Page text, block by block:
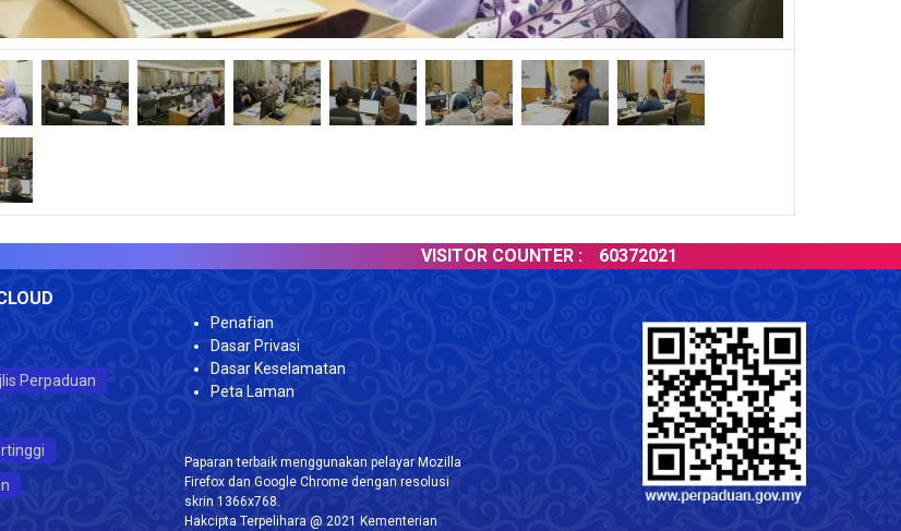
VISITOR COUNTER : 60372021
Perpaduan
Penafian
Dasar Privasi
Dasar Keselamatan
Peta Laman
Paparan terbaik menggunakan pelayar Mozilla
Firefox dan Google Chrome dengan resolusi
skrin 1366x768.
Hakcipta Terpelihara @ 2021 Kementerian